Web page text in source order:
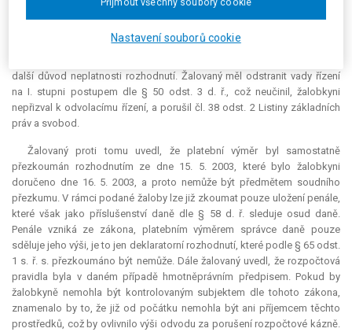
obecně závazného právního předpisu. Touto námitkou se žalovaný
další důvod neplatnosti rozhodnutí. Žalovaný měl odstranit vady řízení
na I. stupni postupem dle § 50 odst. 3 d. ř., což neučinil, žalobkyni
nepřizval k odvolacímu řízení, a porušil čl. 38 odst. 2 Listiny základních
práv a svobod.
Žalovaný proti tomu uvedl, že platební výměr byl samostatně
přezkoumán rozhodnutím ze dne 15. 5. 2003, které bylo žalobkyni
doručeno dne 16. 5. 2003, a proto nemůže být předmětem soudního
přezkumu. V rámci podané žaloby lze již zkoumat pouze uložení penále,
které však jako příslušenství daně dle § 58 d. ř. sleduje osud daně.
Penále vzniká ze zákona, platebním výměrem správce daně pouze
sděluje jeho výši, je to jen deklaratornírozhodnutí, které podle § 65 odst.
1 s. ř. s. přezkoumáno být nemůže. Dále žalovaný uvedl, že rozpočtová
pravidla byla v daném případě hmotněprávním předpisem. Pokud by
žalobkyně nemohla být kontrolovaným subjektem dle tohoto zákona,
znamenalo by to, že již od počátku nemohla být ani příjemcem těchto
prostředků, což by ovlivnilo výši odvodu za porušení rozpočtové kázně.
Nastavení souborů cookie